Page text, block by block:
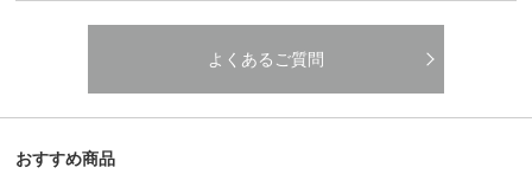
よくあるご質問
おすすめ商品